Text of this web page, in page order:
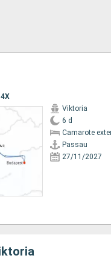
Viktoria
6 d
Camarote
Passau
27/11/2027